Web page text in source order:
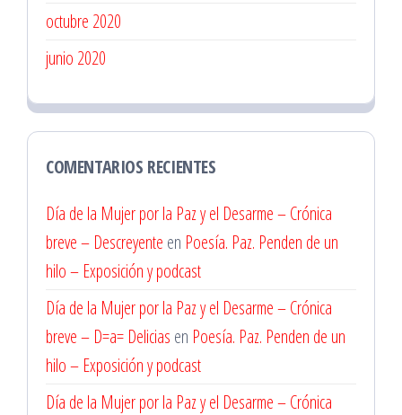
octubre 2020
junio 2020
COMENTARIOS RECIENTES
Día de la Mujer por la Paz y el Desarme – Crónica
breve – Descreyente en Poesía. Paz. Penden de un
hilo – Exposición y podcast
Día de la Mujer por la Paz y el Desarme – Crónica
breve – D=a= Delicias en Poesía. Paz. Penden de un
hilo – Exposición y podcast
Día de la Mujer por la Paz y el Desarme – Crónica